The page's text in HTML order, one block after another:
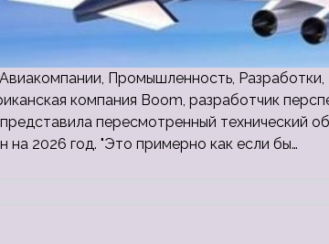
Промышленность,
компания Boom, разработчик
пересмотренный технический
на 2026 год. "Это примерно как если бы…